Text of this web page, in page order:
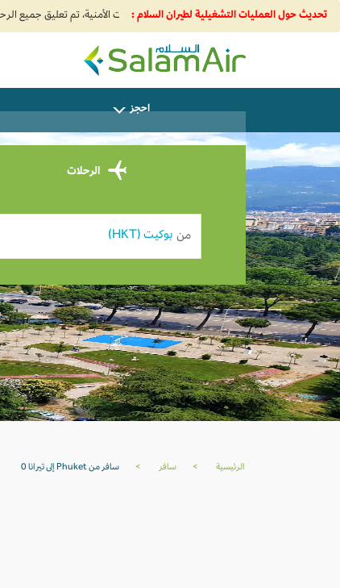
تحديث حول العمليات التشغيلية لطيران السلام :
SalamAir
احجز
الرحلات
من
الرئيسية > سافر > سافر من Phuket إلى تيرانا 0